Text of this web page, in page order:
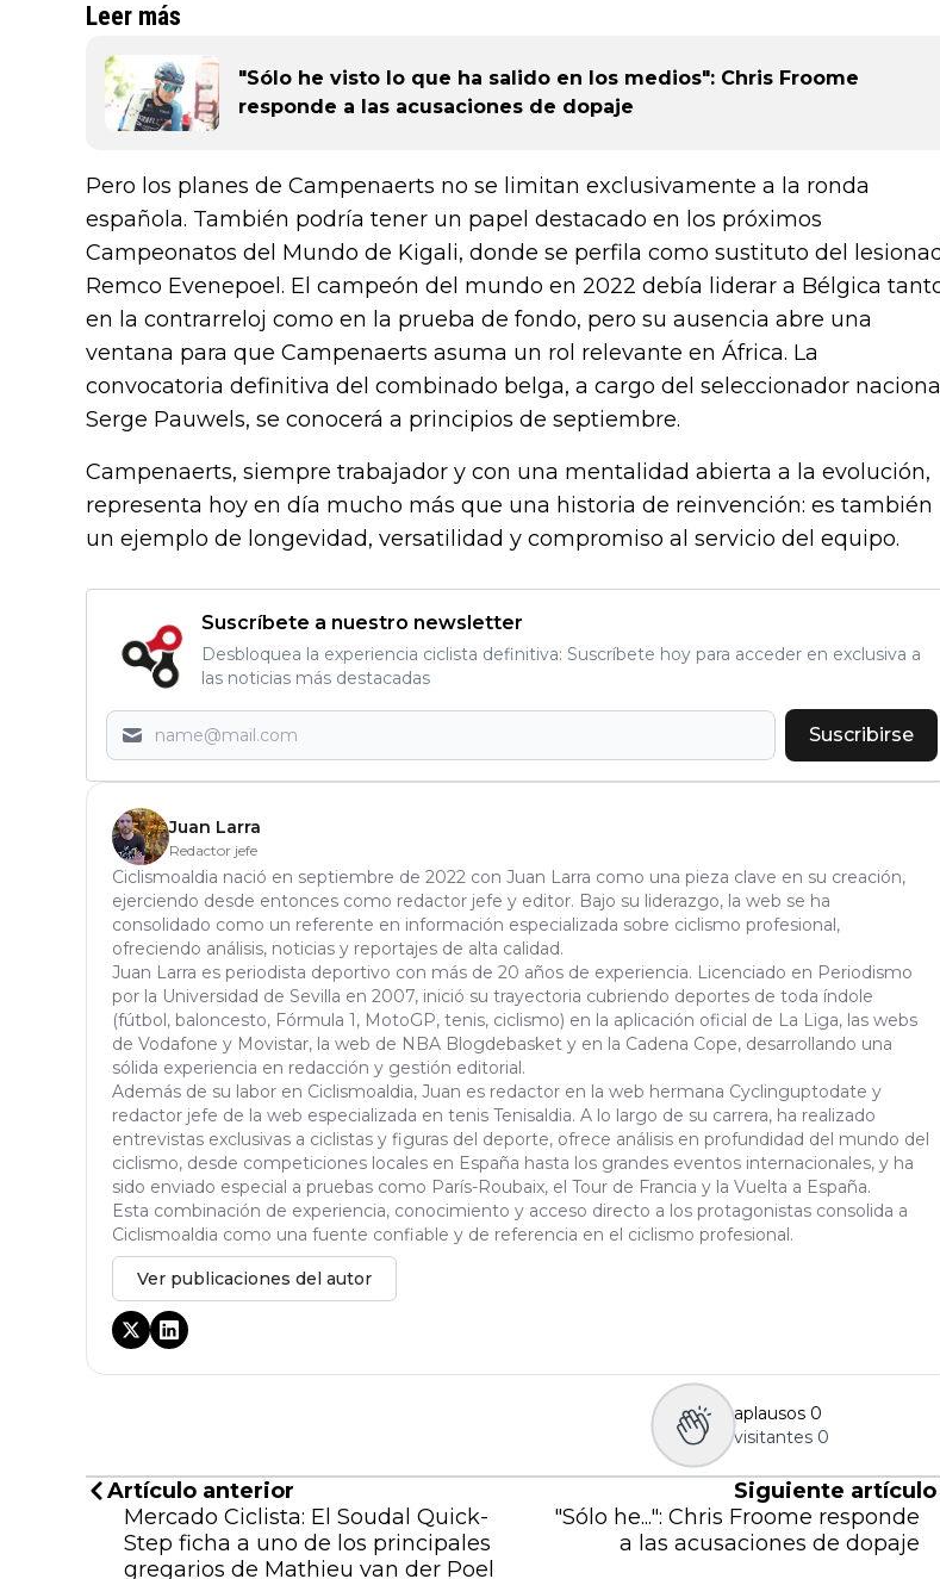
Leer más
"Sólo he visto lo que ha salido en los medios": Chris Froome
responde a las acusaciones de dopaje
Pero los planes de Campenaerts no se limitan exclusivamente a la ronda
española. También podría tener un papel destacado en los próximos
Campeonatos del Mundo de Kigali, donde se perfila como sustituto del
Remco Evenepoel. El campeón del mundo en 2022 debía liderar a Bélgica
en la contrarreloj como en la prueba de fondo, pero su ausencia abre una
ventana para que Campenaerts asuma un rol relevante en África. La
convocatoria definitiva del combinado belga, a cargo del seleccionador nacional
Serge Pauwels, se conocerá a principios de septiembre.
Campenaerts, siempre trabajador y con una mentalidad abierta a la evolución,
representa hoy en día mucho más que una historia de reinvención: es también
un ejemplo de longevidad, versatilidad y compromiso al servicio del equipo.
Suscríbete a nuestro newsletter
Desbloquea la experiencia ciclista definitiva: Suscríbete hoy para acceder en exclusiva a
las noticias más destacadas
Suscribirse
Juan Larra
Redactor jefe
Ciclismoaldia nació en septiembre de 2022 con Juan Larra como una pieza clave en su creación,
ejerciendo desde entonces como redactor jefe y editor. Bajo su liderazgo, la web se ha
consolidado como un referente en información especializada sobre ciclismo profesional,
ofreciendo análisis, noticias y reportajes de alta calidad.
Juan Larra es periodista deportivo con más de 20 años de experiencia. Licenciado en Periodismo
por la Universidad de Sevilla en 2007, inició su trayectoria cubriendo deportes de toda índole
(fútbol, baloncesto, Fórmula 1, MotoGP, tenis, ciclismo) en la aplicación oficial de La Liga, las webs
de Vodafone y Movistar, la web de NBA Blogdebasket y en la Cadena Cope, desarrollando una
sólida experiencia en redacción y gestión editorial.
Además de su labor en Ciclismoaldia, Juan es redactor en la web hermana Cyclinguptodate y
redactor jefe de la web especializada en tenis Tenisaldia. A lo largo de su carrera, ha realizado
entrevistas exclusivas a ciclistas y figuras del deporte, ofrece análisis en profundidad del mundo del
ciclismo, desde competiciones locales en España hasta los grandes eventos internacionales, y ha
sido enviado especial a pruebas como París-Roubaix, el Tour de Francia y la Vuelta a España.
Esta combinación de experiencia, conocimiento y acceso directo a los protagonistas consolida a
Ciclismoaldia como una fuente confiable y de referencia en el ciclismo profesional.
Ver publicaciones del autor
aplausos 0
visitantes 0
Artículo anterior
Mercado Ciclista: El Soudal Quick-
Step ficha a uno de los principales
gregarios de Mathieu van der Poel
Siguiente artículo
"Sólo he...": Chris Froome responde
a las acusaciones de dopaje